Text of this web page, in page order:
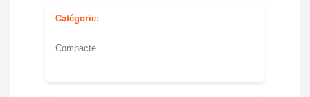
Catégorie:
Compacte